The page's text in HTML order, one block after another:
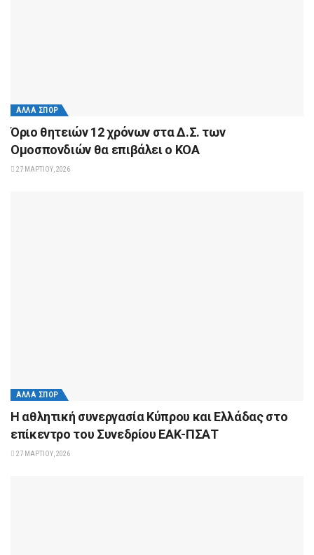
ΆΛΛΑ ΣΠΟΡ
Όριο θητειών 12 χρόνων στα Δ.Σ. των
Ομοσπονδιών θα επιβάλει ο ΚΟΑ
27 ΜΑΡΤΊΟΥ, 2026
ΆΛΛΑ ΣΠΟΡ
Η αθλητική συνεργασία Κύπρου και Ελλάδας στο
επίκεντρο του Συνεδρίου ΕΑΚ-ΠΣΑΤ
27 ΜΑΡΤΊΟΥ, 2026